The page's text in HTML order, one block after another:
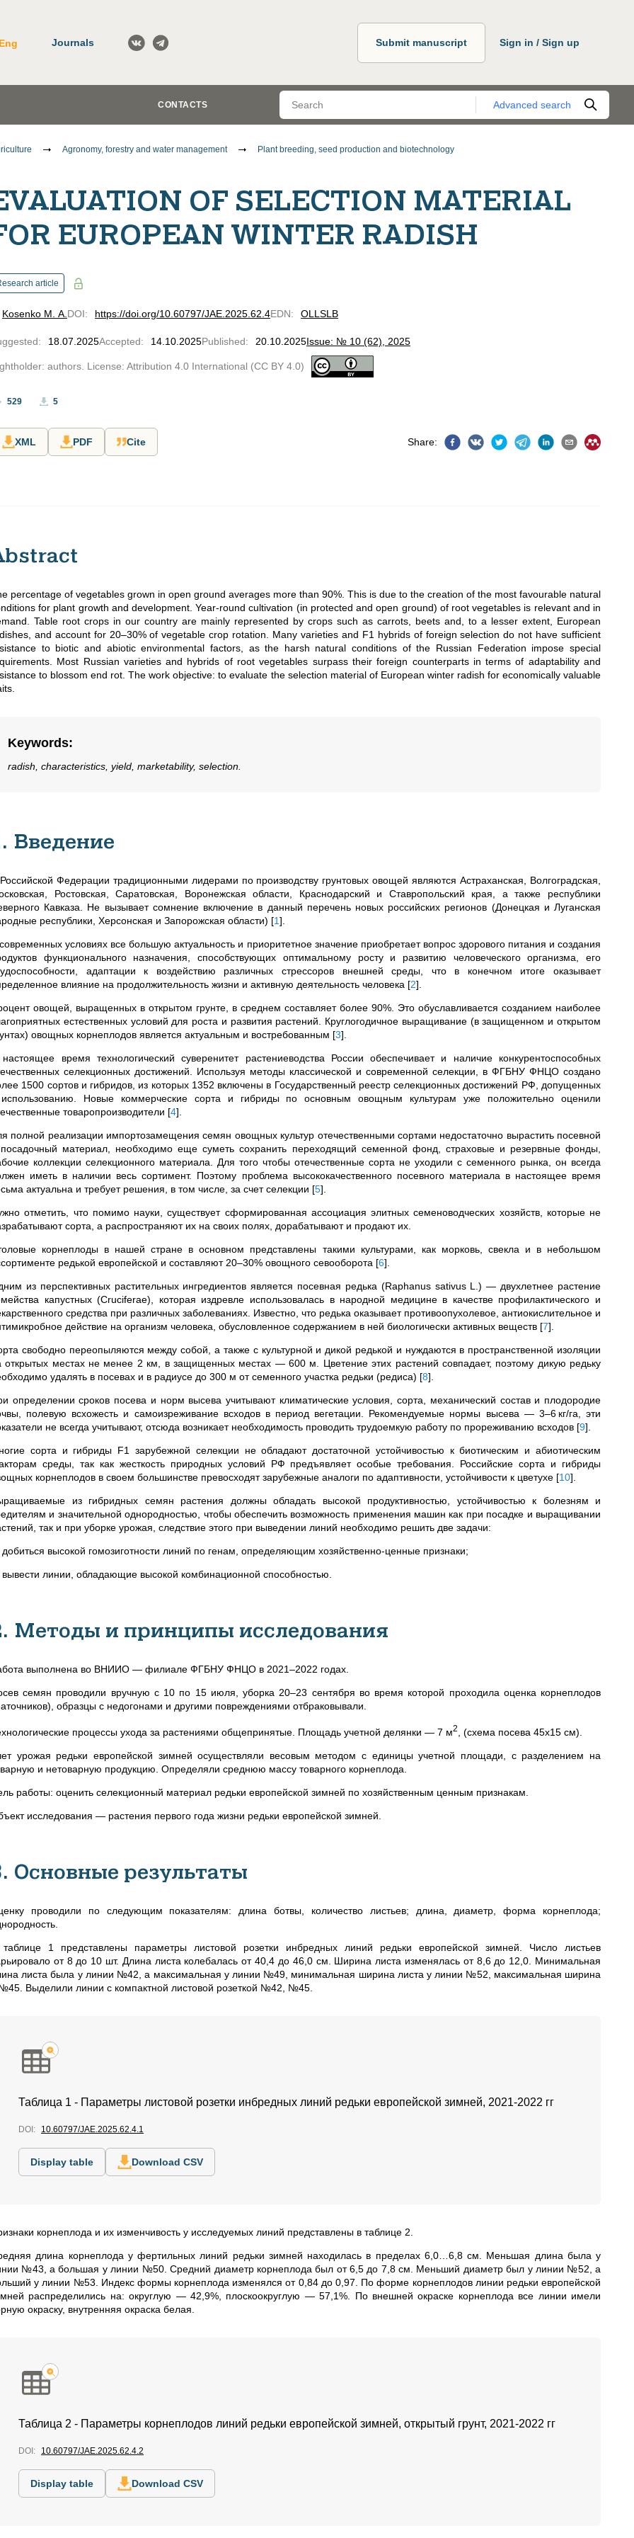
Eng Journals Submit manuscript Sign in / Sign up
CONTACTS Advanced search
Agronomy, forestry and water management Plant breeding, seed production and biotechnology
OF SELECTION MATERIAL
EUROPEAN WINTER RADISH
article
Kosenko M. A. DOI: https://doi.org/10.60797/JAE.2025.62.4EDN: OLLSLB
: 18.07.2025Accepted: 14.10.2025Published: 20.10.2025Issue: № 10 (62), 2025
authors. License: Attribution 4.0 International (CC BY 4.0)
529 5
XML PDF Cite Share:
percentage of vegetables grown in open ground averages more than 90%. This is due to the creation of the most favourable natural
for plant growth and development. Year-round cultivation (in protected and open ground) of root vegetables is relevant and in
Table root crops in our country are mainly represented by crops such as carrots, beets and, to a lesser extent, European
and account for 20–30% of vegetable crop rotation. Many varieties and F1 hybrids of foreign selection do not have sufficient
to biotic and abiotic environmental factors, as the harsh natural conditions of the Russian Federation impose special
Most Russian varieties and hybrids of root vegetables surpass their foreign counterparts in terms of adaptability and
to blossom end rot. The work objective: to evaluate the selection material of European winter radish for economically valuable
Keywords:
radish, characteristics, yield, marketability, selection.
Введение
Федерации традиционными лидерами по производству грунтовых овощей являются Астраханская, Волгоградская,
Ростовская, Саратовская, Воронежская области, Краснодарский и Ставропольский края, а также республики
Кавказа. Не вызывает сомнение включение в данный перечень новых российских регионов (Донецкая и Луганская
республики, Херсонская и Запорожская области) [1]
условиях все большую актуальность и приоритетное значение приобретает вопрос здорового питания и создания
функционального назначения, способствующих оптимальному росту и развитию человеческого организма, его
адаптации к воздействию различных стрессоров внешней среды, что в конечном итоге оказывает
влияние на продолжительность жизни и активную деятельность человека [2]
овощей, выращенных в открытом грунте, в среднем составляет более 90%. Это обуславливается созданием наиболее
естественных условий для роста и развития растений. Круглогодичное выращивание (в защищенном и открытом
овощных корнеплодов является актуальным и востребованным [3]
время технологический суверенитет растениеводства России обеспечивает и наличие конкурентоспособных
селекционных достижений. Используя методы классической и современной селекции, в ФГБНУ ФНЦО создано
1500 сортов и гибридов, из которых 1352 включены в Государственный реестр селекционных достижений РФ, допущенных
Новые коммерческие сорта и гибриды по основным овощным культурам уже положительно оценили
товаропроизводители [4]
полной реализации импортозамещения семян овощных культур отечественными сортами недостаточно вырастить посевной
материал, необходимо еще суметь сохранить переходящий семенной фонд, страховые и резервные фонды,
коллекции селекционного материала. Для того чтобы отечественные сорта не уходили с семенного рынка, он всегда
иметь в наличии весь сортимент. Поэтому проблема высококачественного посевного материала в настоящее время
актуальна и требует решения, в том числе, за счет селекции [5]
отметить, что помимо науки, существует сформированная ассоциация элитных семеноводческих хозяйств, которые не
сорта, а распространяют их на своих полях, дорабатывают и продают их.
корнеплоды в нашей стране в основном представлены такими культурами, как морковь, свекла и в небольшом
редькой европейской и составляют 20–30% овощного севооборота [6]
из перспективных растительных ингредиентов является посевная редька (Raphanus sativus L.) — двухлетнее растение
капустных (Cruciferae), которая издревле использовалась в народной медицине в качестве профилактического и
средства при различных заболеваниях. Известно, что редька оказывает противоопухолевое, антиокислительное и
действие на организм человека, обусловленное содержанием в ней биологически активных веществ [7]
свободно переопыляются между собой, а также с культурной и дикой редькой и нуждаются в пространственной изоляции
открытых местах не менее 2 км, в защищенных местах — 600 м. Цветение этих растений совпадает, поэтому дикую редьку
удалять в посевах и в радиусе до 300 м от семенного участка редьки (редиса) [8]
определении сроков посева и норм высева учитывают климатические условия, сорта, механический состав и плодородие
по­левую всхожесть и самоизреживание всходов в период вегетации. Рекомендуемые нормы высева — 3–6 кг/га, эти
не всегда учитывают, отсюда возникает необходимость проводить трудоемкую работу по прореживанию всходов [9]
сорта и гибриды F1 зарубежной селекции не обладают достаточной устойчивостью к биотическим и абиотическим
среды, так как жесткость природных условий РФ предъявляет особые требования. Российские сорта и гибриды
корнеплодов в своем большинстве превосходят зарубежные аналоги по адаптивности, устойчивости к цветухе [10]
из гибридных семян растения должны обладать высокой продуктивностью, устойчивостью к болезням и
и значительной однородностью, чтобы обеспечить возможность применения машин как при посадке и выращивании
так и при уборке урожая, следствие этого при выведении линий необходимо решить две задачи:
добиться высокой гомозиготности линий по генам, определяющим хозяйственно-ценные признаки;
вывести линии, обладающие высокой комбинационной способностью.
Методы и принципы исследования
выполнена во ВНИИО — филиале ФГБНУ ФНЦО в 2021–2022 годах.
семян проводили вручную с 10 по 15 июля, уборка 20–23 сентября во время которой проходила оценка корнеплодов
образцы с недогонами и другими повреждениями отбраковывали.
процессы ухода за растениями общепринятые. Площадь учетной делянки — 7 м2 , (схема посева 45х15 см).
урожая редьки европейской зимней осуществляли весовым методом с единицы учетной площади, с разделением на
и нетоварную продукцию. Определяли среднюю массу товарного корнеплода.
работы: оценить селекционный материал редьки европейской зимней по хозяйственным ценным признакам.
исследования — растения первого года жизни редьки европейской зимней.
Основные результаты
проводили по следующим показателям: длина ботвы, количество листьев; длина, диаметр, форма корнеплода;
1 представлены параметры листовой розетки инбредных линий редьки европейской зимней. Число листьев
от 8 до 10 шт. Длина листа колебалась от 40,4 до 46,0 см. Ширина листа изменялась от 8,6 до 12,0. Минимальная
листа была у линии №42, а максимальная у линии №49, минимальная ширина листа у линии №52, максимальная ширина
Выделили линии с компактной листовой розеткой №42, №45.
Таблица 1 - Параметры листовой розетки инбредных линий редьки европейской зимней, 2021-2022 гг
DOI: 10.60797/JAE.2025.62.4.1
Display table Download CSV
корнеплода и их изменчивость у исследуемых линий представлены в таблице 2.
длина корнеплода у фертильных линий редьки зимней находилась в пределах 6,0…6,8 см. Меньшая длина была у
№43, а большая у линии №50. Средний диаметр корнеплода был от 6,5 до 7,8 см. Меньший диаметр был у линии №52, а
у линии №53. Индекс формы корнеплода изменялся от 0,84 до 0,97. По форме корнеплодов линии редьки европейской
распределились на: округлую — 42,9%, плоскоокруглую — 57,1%. По внешней окраске корнеплода все линии имели
окраску, внутренняя окраска белая.
Таблица 2 - Параметры корнеплодов линий редьки европейской зимней, открытый грунт, 2021-2022 гг
DOI: 10.60797/JAE.2025.62.4.2
Display table Download CSV